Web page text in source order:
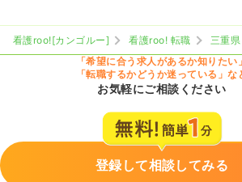
看護roo![カンゴルー] 看護roo! 転職 三重県
「希望に合う求人があるか知りたい」
「転職するかどうか迷っている」な
お気軽にご相談ください
登録して相談してみる